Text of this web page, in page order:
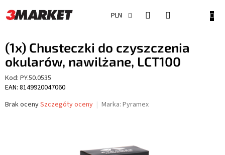
do
treści
PLN
(1x) Chusteczki do czyszczenia
okularów, nawilżane, LCT100
Kod: PY.50.0535
EAN: 8149920047060
Średnia
Brak ocenySzczegóły oceny Marka: Pyramex